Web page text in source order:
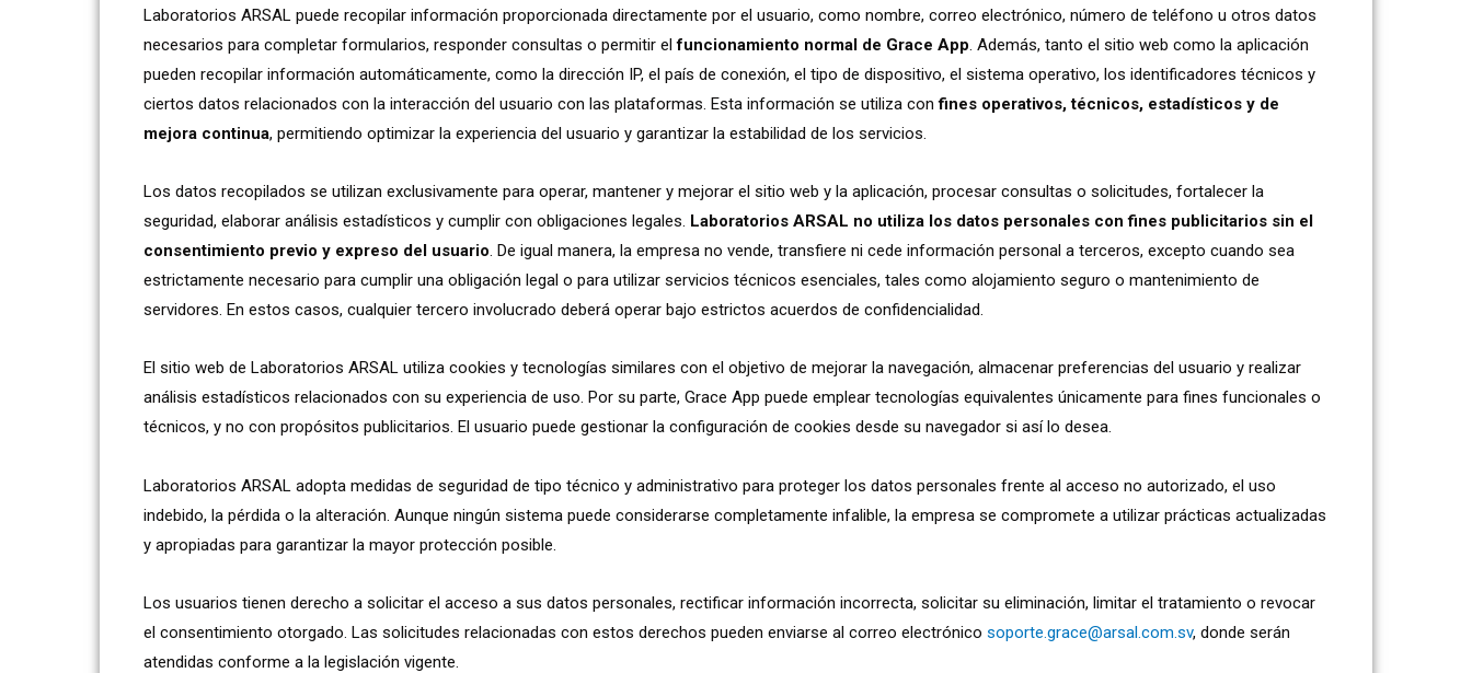
Laboratorios ARSAL puede recopilar información proporcionada directamente por el usuario, como nombre, correo electrónico, número de teléfono u otros datos
necesarios para completar formularios, responder consultas o permitir elfuncionamiento normal de Grace App. Además, tanto el sitio web como la aplicación
pueden recopilar información automáticamente, como la dirección IP, el país de conexión, el tipo de dispositivo, el sistema operativo, los identificadores técnicos y
ciertos datos relacionados con la interacción del usuario con las plataformas. Esta información se utiliza con fines operativos, técnicos, estadísticos y de
mejora continua, permitiendo optimizar la experiencia del usuario y garantizar la estabilidad de los servicios.
Los datos recopilados se utilizan exclusivamente para operar, mantener y mejorar el sitio web y la aplicación, procesar consultas o solicitudes, fortalecer la
seguridad, elaborar análisis estadísticos y cumplir con obligaciones legales. Laboratorios ARSAL no utiliza los datos personales con fines publicitarios sin el
consentimiento previo y expreso del usuario. De igual manera, la empresa no vende, transfiere ni cede información personal a terceros, excepto cuando sea
estrictamente necesario para cumplir una obligación legal o para utilizar servicios técnicos esenciales, tales como alojamiento seguro o mantenimiento de
servidores. En estos casos, cualquier tercero involucrado deberá operar bajo estrictos acuerdos de confidencialidad.
El sitio web de Laboratorios ARSAL utiliza cookies y tecnologías similares con el objetivo de mejorar la navegación, almacenar preferencias del usuario y realizar
análisis estadísticos relacionados con su experiencia de uso. Por su parte, Grace App puede emplear tecnologías equivalentes únicamente para fines funcionales o
técnicos, y no con propósitos publicitarios. El usuario puede gestionar la configuración de cookies desde su navegador si así lo desea.
Laboratorios ARSAL adopta medidas de seguridad de tipo técnico y administrativo para proteger los datos personales frente al acceso no autorizado, el uso
indebido, la pérdida o la alteración. Aunque ningún sistema puede considerarse completamente infalible, la empresa se compromete a utilizar prácticas actualizadas
y apropiadas para garantizar la mayor protección posible.
Los usuarios tienen derecho a solicitar el acceso a sus datos personales, rectificar información incorrecta, solicitar su eliminación, limitar el tratamiento o revocar
el consentimiento otorgado. Las solicitudes relacionadas con estos derechos pueden enviarse al correo electrónico soporte.grace@arsal.com.sv, donde serán
atendidas conforme a la legislación vigente.